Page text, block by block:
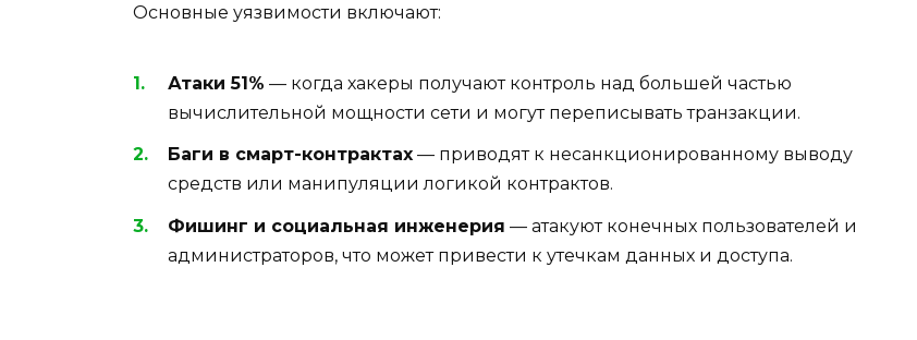
Основные уязвимости включают:
Атаки 51% — когда хакеры получают контроль над большей частью
вычислительной мощности сети и могут переписывать транзакции.
Баги в смарт-контрактах — приводят к несанкционированному выводу
средств или манипуляции логикой контрактов.
Фишинг и социальная инженерия — атакуют конечных пользователей и
администраторов, что может привести к утечкам данных и доступа.